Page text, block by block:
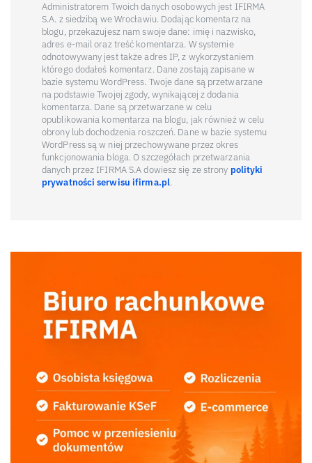
Administratorem Twoich danych osobowych jest IFIRMA
S.A. z siedzibą we Wrocławiu. Dodając komentarz na
blogu, przekazujesz nam swoje dane: imię i nazwisko,
adres e-mail oraz treść komentarza. W systemie
odnotowywany jest także adres IP, z wykorzystaniem
którego dodałeś komentarz. Dane zostają zapisane w
bazie systemu WordPress. Twoje dane są przetwarzane
na podstawie Twojej zgody, wynikającej z dodania
komentarza. Dane są przetwarzane w celu
opublikowania komentarza na blogu, jak również w celu
obrony lub dochodzenia roszczeń. Dane w bazie systemu
WordPress są w niej przechowywane przez okres
funkcjonowania bloga. O szczegółach przetwarzania
danych przez IFIRMA S.A dowiesz się ze strony polityki
prywatności serwisu ifirma.pl.